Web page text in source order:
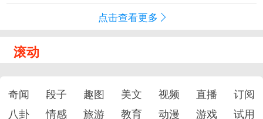
点击查看更多
滚动
奇闻 段子 趣图 美文 视频 直播
订阅
八卦
情感 旅游 教育 动漫 游戏 试用